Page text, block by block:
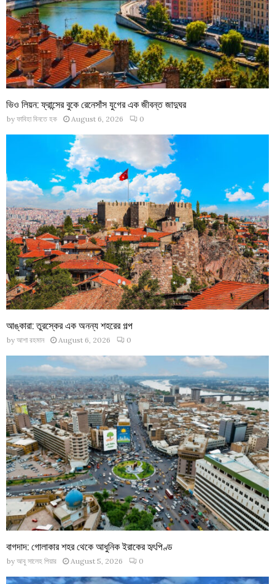
ভিও লিয়ন: ফ্রান্সের বুকে রেনেসাঁস যুগের এক জীবন্ত জাদুঘর
by ফাবিহা বিনতে হক August 6, 2026 0
আঙ্কারা: তুরস্কের এক অনন্য শহরের গল্প
by আশা রহমান August 6, 2026 0
বাগদাদ: গোলাকার শহর থেকে আধুনিক ইরাকের হৃৎপিণ্ড
by আবু সালেহ পিয়ার August 5, 2026 0